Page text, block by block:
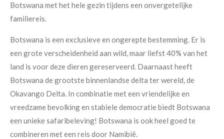
Botswana met het hele gezin tijdens een onvergetelijke
familiereis.
Botswana is een exclusieve en ongerepte bestemming. Er is
een grote verscheidenheid aan wild, maar liefst 40% van het
land is voor deze dieren gereserveerd. Daarnaast heeft
Botswana de grootste binnenlandse delta ter wereld, de
Okavango Delta. In combinatie met een vriendelijke en
vreedzame bevolking en stabiele democratie biedt Botswana
een unieke safaribeleving! Botswana is ook heel goed te
combineren met een reis door Namibië.